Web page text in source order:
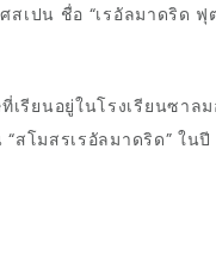
สเปน ชื่อ “เรอัลมาดริด
เรียนอยู่ในโรงเรียนซาล
สโมสรเรอัลมาดริด” ใน